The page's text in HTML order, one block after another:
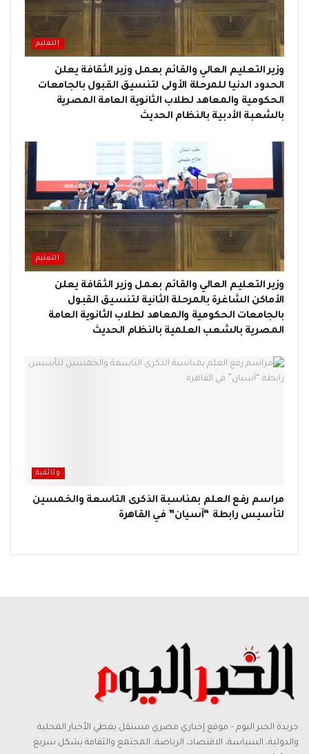
التعليم
وزير التعليم العالي والقائم بعمل وزير الثقافة يعلن
الحدود الدنيا للمرحلة الأولى لتنسيق القبول بالجامعات
الحكومية والمعاهد لطلاب الثانوية العامة المصرية
بالشعبة الأدبية بالنظام الحديث
التعليم
وزير التعليم العالي والقائم بعمل وزير الثقافة يعلن
الأماكن الشاغرة بالمرحلة الثانية لتنسيق القبول
بالجامعات الحكومية والمعاهد لطلاب الثانوية العامة
المصرية بالشعب العلمية بالنظام الحديث
وثائقية
مراسم رفع العلم بمناسبة الذكرى التاسعة والخمسين
لتأسيس رابطة “آسيان” في القاهرة
جريدة الخبر اليوم – موقع إخباري مصري مستقل يغطي الأخبار المحلية
والدولية، السياسة، الاقتصاد، الرياضة، المجتمع والثقافة بشكل سريع